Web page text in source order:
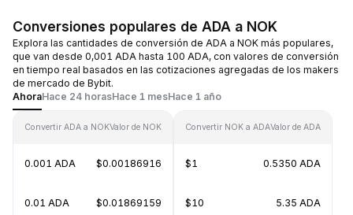
Conversiones populares de ADA a NOK
Explora las cantidades de conversión de ADA a NOK más populares,
que van desde 0,001 ADA hasta 100 ADA, con valores de conversión
en tiempo real basados en las cotizaciones agregadas de los makers
de mercado de Bybit.
AhoraHace 24 horasHace 1 mesHace 1 año
Convertir ADA a NOKValor de NOK
0.001 ADA $0.00186916
0.01 ADA $0.01869159
Convertir NOK a ADAValor de ADA
$1 0.5350 ADA
$10 5.35 ADA